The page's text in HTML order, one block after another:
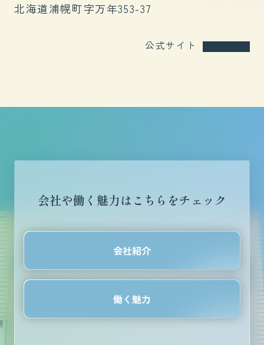
北海道浦幌町字万年353-37
公式サイト
会社や働く魅力はこちらをチェック
会社紹介
働く魅力